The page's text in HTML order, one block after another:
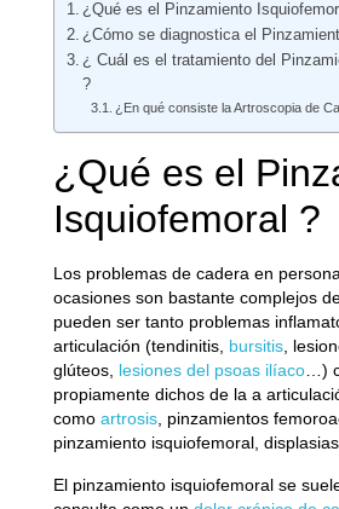
¿Qué es el Pinzamiento
¿Cómo se diagnostica el
¿ Cuál es el tratamiento del
?
¿En qué consiste la Artroscopia de
¿Qué es el
Isquiofemoral ?
Los problemas de caderaen
ocasiones son bastante complejos
pueden ser tanto problemas
articulación (tendinitis, bursitis,
glúteos, lesiones del psoas ilíaco…)
propiamente dichos de la a
como artrosis, pinzamientos
pinzamiento isquiofemoral,
El pinzamiento isquiofemoral se